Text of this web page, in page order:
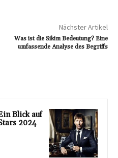
Nächster Artikel
Was ist die Sikim Bedeutung? Eine
umfassende Analyse des Begriffs
Blick auf
2024